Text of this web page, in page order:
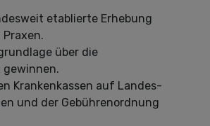
etablierte Erhebung
über die
Krankenkassen auf Landes-
und der Gebührenordnung